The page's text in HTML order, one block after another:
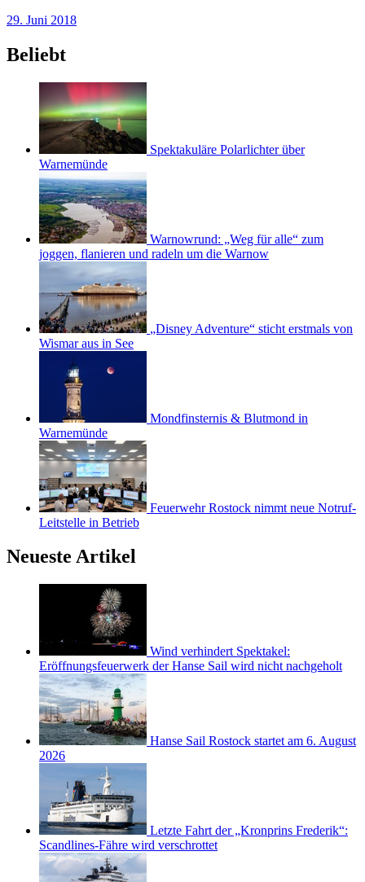
29. Juni 2018
Beliebt
Spektakuläre Polarlichter über
Warnemünde
Warnowrund: „Weg für alle“ zum
joggen, flanieren und radeln um die Warnow
„Disney Adventure“ sticht erstmals von
Wismar aus in See
Mondfinsternis & Blutmond in
Warnemünde
Feuerwehr Rostock nimmt neue Notruf-
Leitstelle in Betrieb
Neueste Artikel
Wind verhindert Spektakel:
Eröffnungsfeuerwerk der Hanse Sail wird nicht nachgeholt
Hanse Sail Rostock startet am 6. August
2026
Letzte Fahrt der „Kronprins Frederik“:
Scandlines-Fähre wird verschrottet